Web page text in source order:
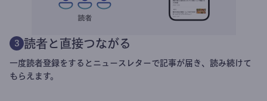
3 読者と直接つながる
一度読者登録をするとニュースレターで記事が届き、読み続けて
もらえます。